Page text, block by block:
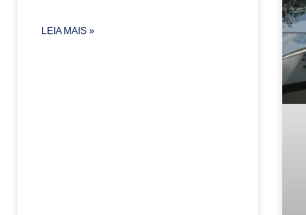
LEIA MAIS »